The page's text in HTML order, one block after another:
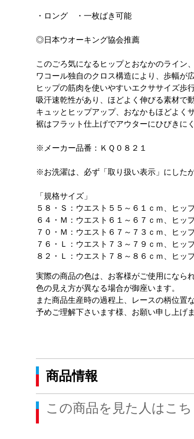
・ロング ・一枚ばき可能
◎日本ウオーキング協会推薦
このごろ気になるヒップとおなかのライン
ワコール独自のクロス構造により、歩幅が
ヒップの筋肉を使いやすいエクササイズ歩
吸汗速乾性があり、ほどよく伸びる素材で
キュッとヒップアップ、おなかもほどよく
裾はフラット仕上げでアウターにひびきに
※メーカー品番：ＫＱ０８２１
※お洗濯は、必ず「取り扱い表示」にした
「規格サイズ」
５８・Ｓ：ウエスト５５～６１ｃｍ、ヒッ
６４・Ｍ：ウエスト６１～６７ｃｍ、ヒッ
７０・Ｍ：ウエスト６７～７３ｃｍ、ヒッ
７６・Ｌ：ウエスト７３～７９ｃｍ、ヒッ
８２・Ｌ：ウエスト７８～８６ｃｍ、ヒッ
実際の商品の色は、お客様がご使用になら
色の見え方が異なる場合が御座います。
また商品生産時の過程上、レースの柄位置
予めご理解下さいます様、お願い申し上げま
商品情報
この商品を見た人はこ